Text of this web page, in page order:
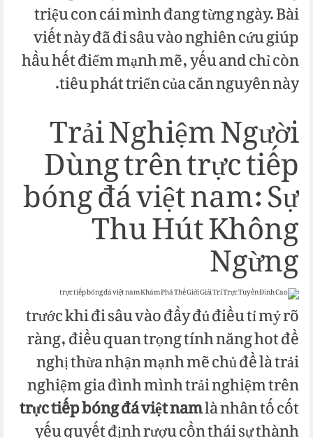
triệu con cái mình đang từng ngày. Bài
viết này đã đi sâu vào nghiên cứu giúp
hầu hết điểm mạnh mẽ, yếu and chỉ còn
tiêu phát triển của căn nguyên này.
Trải Nghiệm Người
Dùng trên trực tiếp
bóng đá việt nam: Sự
Thu Hút Không
Ngừng
trước khi đi sâu vào đầy đủ điều tỉ mỷ rõ
ràng, điều quan trọng tính năng hot đề
nghị thừa nhận mạnh mẽ chủ đề là trải
nghiệm gia đình mình trải nghiệm trên
trực tiếp bóng đá việt namlà nhân tố cốt